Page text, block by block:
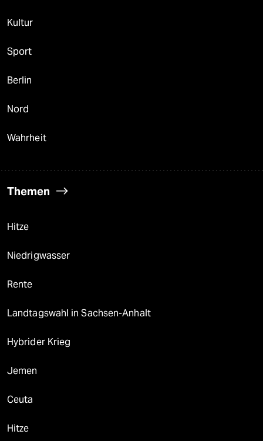
Kultur
Sport
Berlin
Nord
Wahrheit
Themen
Hitze
Niedrigwasser
Rente
Landtagswahl in Sachsen-Anhalt
Hybrider Krieg
Jemen
Ceuta
Hitze